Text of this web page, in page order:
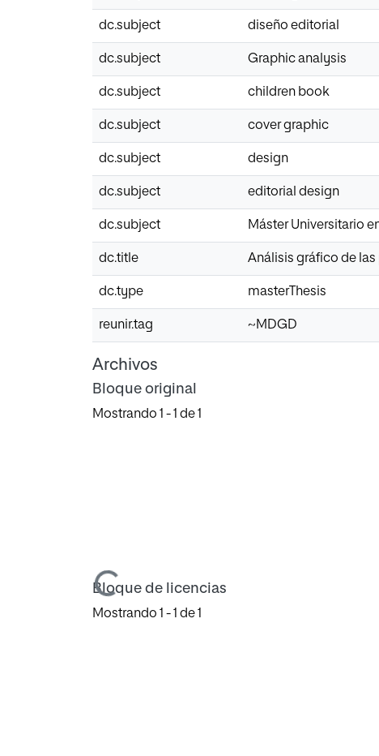
dc.subject diseño editorial
dc.subject Graphic analysis
dc.subject children book
dc.subject cover graphic
dc.subject design
dc.subject editorial design
dc.subject Máster Universitario
dc.title Análisis gráfico de
dc.type masterThesis
reunir.tag ~MDGD
Archivos
Bloque original
Mostrando 1 - 1 de 1
Cargando...
Bloque de licencias
Mostrando 1 - 1 de 1